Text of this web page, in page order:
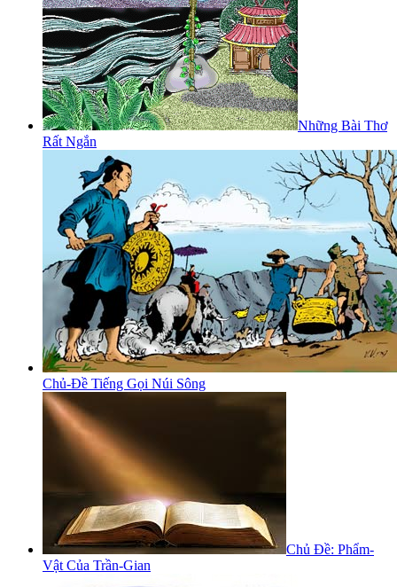
Những Bài Thơ
Rất Ngắn
Chủ-Đề Tiếng Gọi Núi Sông
Chủ Đề: Phẩm-
Vật Của Trần-Gian